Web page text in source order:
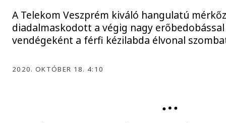
A Telekom Veszprém kiváló hangulatú
diadalmaskodott a végig nagy
vendégeként a férfi kézilabda élvonal
2020. OKTÓBER 18. 4:10